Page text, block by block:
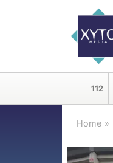
112
Home